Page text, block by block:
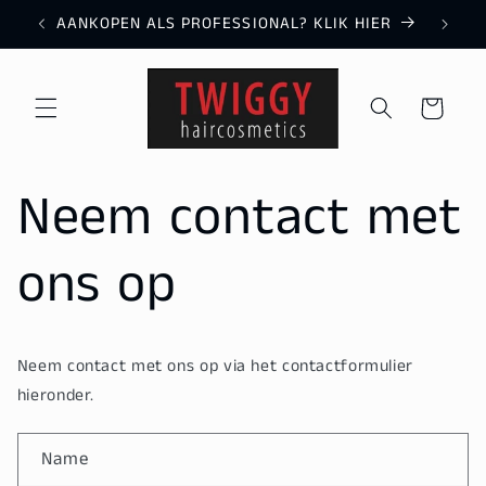
zum
Inhalt
AANKOPEN ALS PROFESSIONAL? KLIK HIER
Warenkorb
Neem contact met
ons op
Neem contact met ons op via het contactformulier
hieronder.
Name